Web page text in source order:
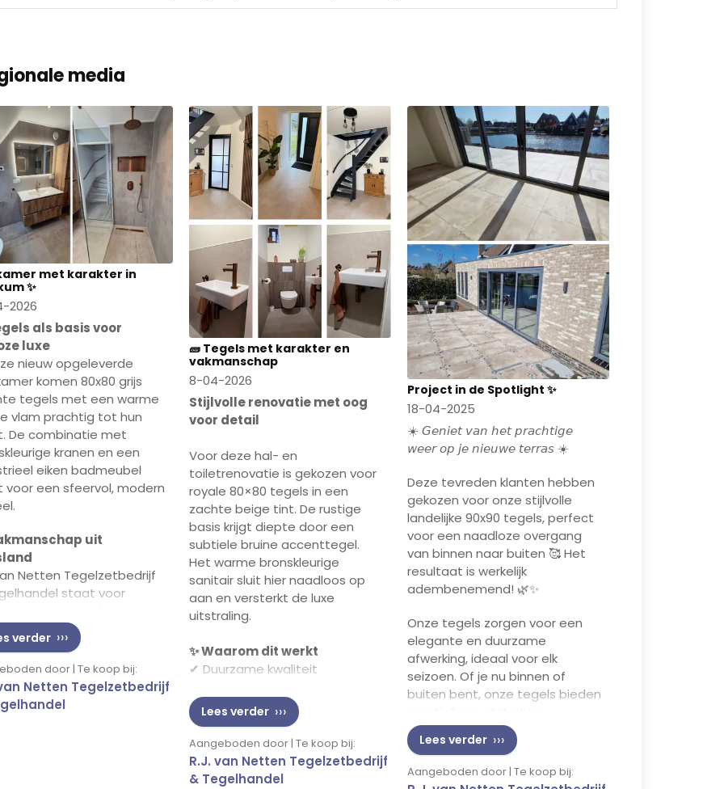
media
met karakter in
✨
2026
als basis voor
luxe
nieuw opgeleverde
komen 80x80 grijs
tegels met een warme
vlam prachtig tot hun
De combinatie met
kranen en een
eiken badmeubel
voor een sfeervol, modern
uit
Netten Tegelzetbedrijf
staat voor
Elk detail is zorgvuldig
— van tegelwerk tot
verder
door | Te koop bij:
Netten Tegelzetbedrijf
🧱 Tegels met karakter en
vakmanschap
8-04-2026
Stijlvolle renovatie met oog
voor detail
Voor deze hal- en
toiletrenovatie is gekozen voor
royale 80×80 tegels in een
zachte beige tint. De rustige
basis krijgt diepte door een
subtiele bruine accenttegel.
Het warme bronskleurige
sanitair sluit hier naadloos op
aan en versterkt de luxe
uitstraling.
✨ Waarom dit werkt
✔ Duurzame kwaliteit
✔ Vakkundig tegelwerk
Het geheel ademt rust, balans
en bewezen expertise in tegels
— precies wat je mag
Lees verder
Aangeboden door | Te koop bij:
R.J. van Netten Tegelzetbedrijf
& Tegelhandel
Project in de Spotlight ✨
18-04-2025
☀️ 𝘎𝘦𝘯𝘪𝘦𝘵 𝘷𝘢𝘯 𝘩𝘦𝘵 𝘱𝘳𝘢𝘤𝘩𝘵𝘪𝘨𝘦
𝘸𝘦𝘦𝘳 𝘰𝘱 𝘫𝘦 𝘯𝘪𝘦𝘶𝘸𝘦 𝘵𝘦𝘳𝘳𝘢𝘴 ☀️
Deze tevreden klanten hebben
gekozen voor onze stijlvolle
landelijke 90x90 tegels, perfect
voor een naadloze overgang
van binnen naar buiten 🥰 Het
resultaat is werkelijk
adembenemend! 🌿✨
Onze tegels zorgen voor een
elegante en duurzame
afwerking, ideaal voor elk
seizoen. Of je nu binnen of
buiten bent, onze tegels bieden
Lees verder
Aangeboden door | Te koop bij: